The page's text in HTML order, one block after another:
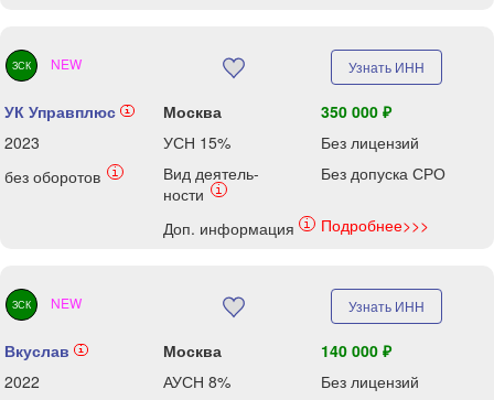
ЗСК NEW Узнать ИНН
УК Управплюс i Москва
350 000 ₽
2023
УСН 15%
Без лицензий
без оборотов
i
Вид деятель-
ности
i
Без допуска СРО
Доп. информация i Подробнее>>>
ЗСК NEW Узнать ИНН
Вкуслав i Москва
140 000 ₽
2022
АУСН 8%
Без лицензий